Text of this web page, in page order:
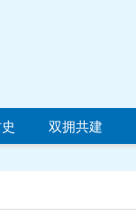
双拥共建